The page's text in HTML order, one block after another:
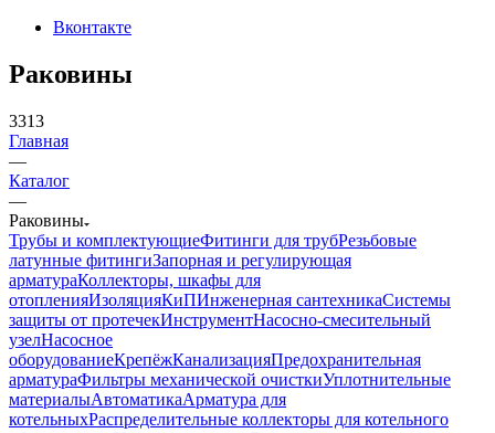
Вконтакте
Раковины
3313
Главная
—
Каталог
—
Раковины
Трубы и комплектующиеФитинги для трубРезьбовые
латунные фитингиЗапорная и регулирующая
арматураКоллекторы, шкафы для
отопленияИзоляцияКиПИнженерная сантехникаСистемы
защиты от протечекИнструментНасосно-смесительный
узелНасосное
оборудованиеКрепёжКанализацияПредохранительная
арматураФильтры механической очисткиУплотнительные
материалыАвтоматикаАрматура для
котельныхРаспределительные коллекторы для котельного